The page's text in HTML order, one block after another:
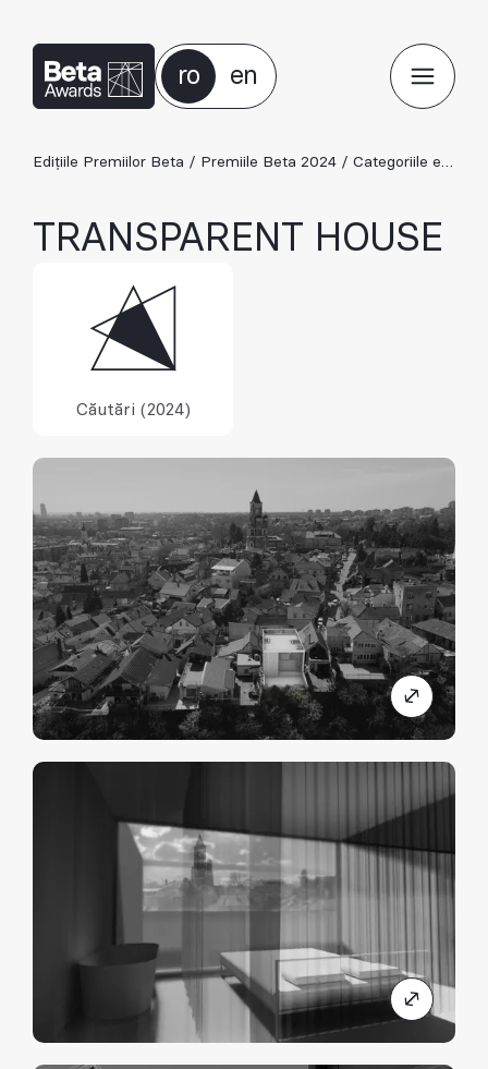
ro en
Edițiile Premiilor Beta / Premiile Beta 2024 / Categoriile ediției 2024
TRANSPARENT HOUSE
Căutări (2024)